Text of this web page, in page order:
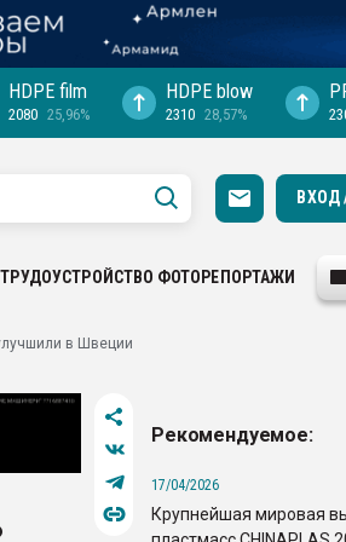
HDPE film
2080 25,96%
HDPE blow
2310 28,57%
ВХОД
ТРУДОУСТРОЙСТВО ФОТОРЕПОРТАЖИ
в Швеции
Рекомендуемое:
17/04/2026
Крупнейшая мировая